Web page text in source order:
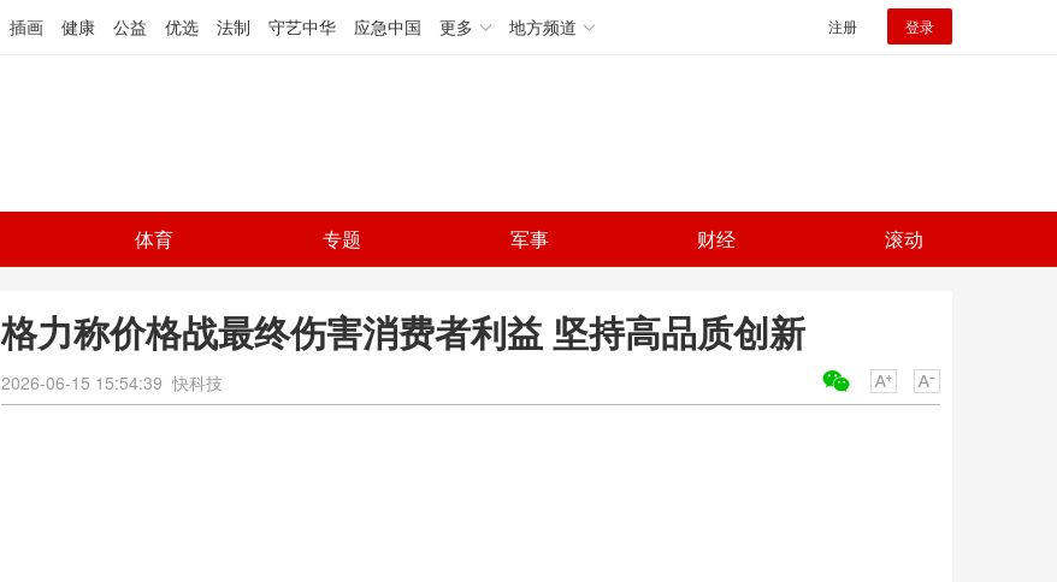
插画 健康 公益 优选 法制 守艺中华 应急中国 更多 地方频道 注册 登录
体育 专题 军事 财经 滚动
格力称价格战最终伤害消费者利益 坚持高品质创新
2026-06-15 15:54:39 快科技